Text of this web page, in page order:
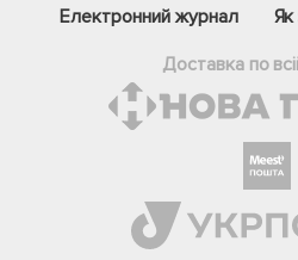
Електронний журнал
Доставка по